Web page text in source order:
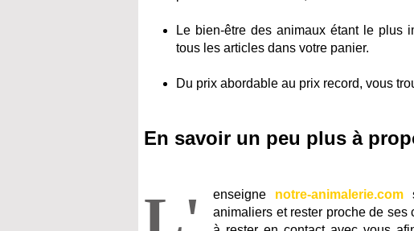
Le bien-être des animaux étant le plus
tous les articles dans votre panier.
Du prix abordable au prix record, vous
En savoir un peu plus à
enseigne notre-animalerie.com
animaliers et rester proche de